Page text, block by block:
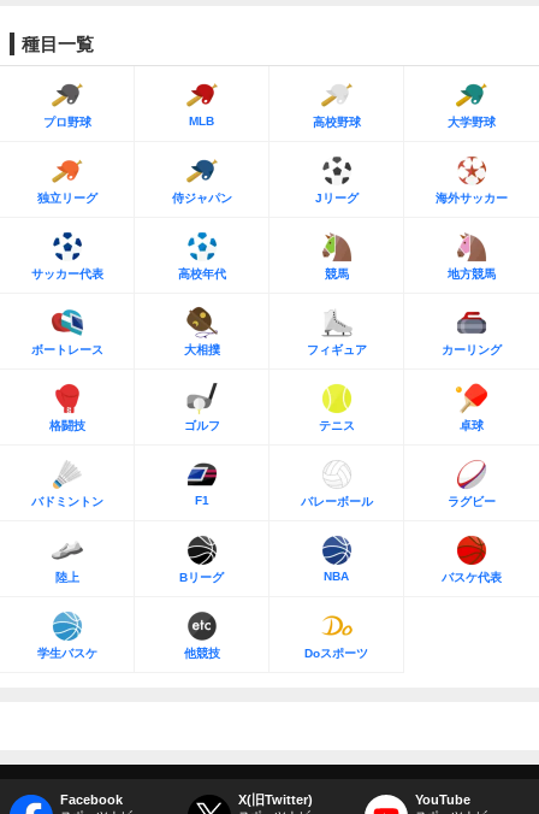
種目一覧
プロ野球 MLB 高校野球 大学野球
独立リーグ 侍ジャパン Jリーグ 海外サッカー
サッカー代表 高校年代 競馬 地方競馬
ボートレース 大相撲 フィギュア カーリング
格闘技 ゴルフ テニス 卓球
バドミントン F1 バレーボール ラグビー
陸上 Bリーグ NBA バスケ代表
学生バスケ 他競技 Doスポーツ
Facebook X(旧Twitter) YouTube